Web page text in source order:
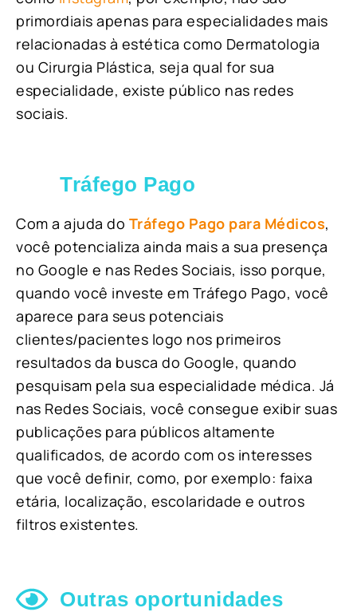
primordiais apenas para especialidades mais
relacionadas à estética como Dermatologia
ou Cirurgia Plástica, seja qual for sua
especialidade, existe público nas redes
sociais.
Tráfego Pago
Com a ajuda do Tráfego Pago para Médicos,
você potencializa ainda mais a sua presença
no Google e nas Redes Sociais, isso porque,
quando você investe em Tráfego Pago, você
aparece para seus potenciais
clientes/pacientes logo nos primeiros
resultados da busca do Google, quando
pesquisam pela sua especialidade médica. Já
nas Redes Sociais, você consegue exibir suas
publicações para públicos altamente
qualificados, de acordo com os interesses
que você definir, como, por exemplo: faixa
etária, localização, escolaridade e outros
filtros existentes.
Outras oportunidades